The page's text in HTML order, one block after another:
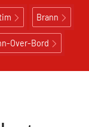
Brann
Over-Bord